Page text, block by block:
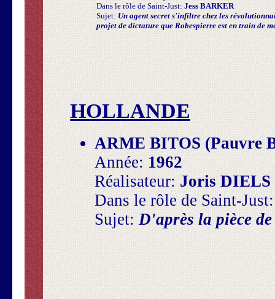
Dans le rôle de Saint-Just: Jess BARKER
Sujet: Un agent secret s'infiltre chez les
projet de dictature que Robespierre est en train de
HOLLANDE
ARME BITOS (Pauvre
Année: 1962
Réalisateur: Joris DIELS
Dans le rôle de Saint-
Sujet:D'après la pièce